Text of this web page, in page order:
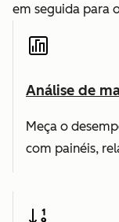
em seguida para
Análise de
Meça o
com painéis,